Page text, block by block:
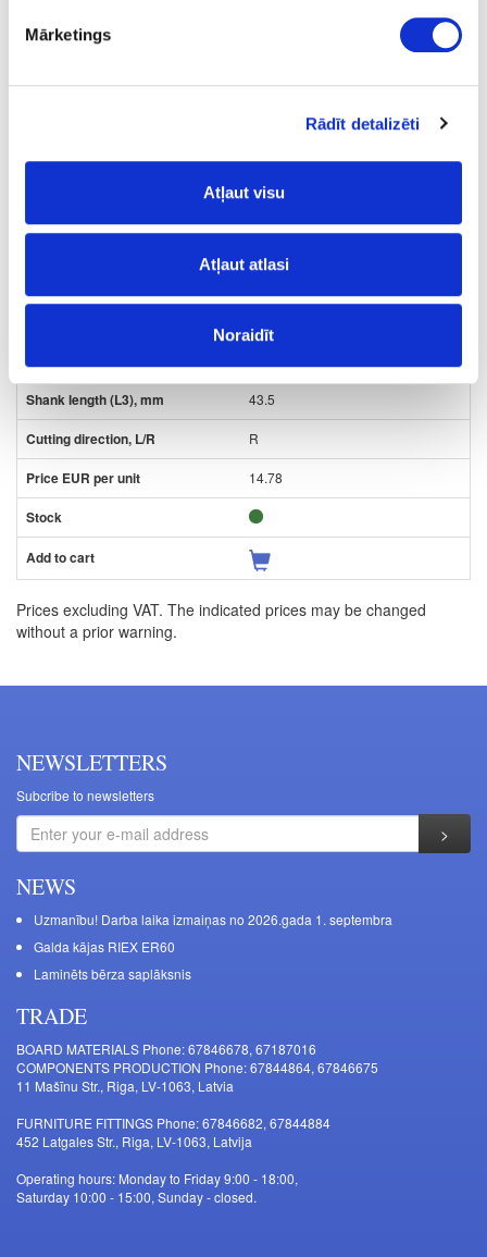
Mārketings
Rādīt detalizēti
Atļaut visu
Atļaut atlasi
Noraidīt
special price 24-L182387
Piece
43.5
R
14.78
Prices excluding VAT. The indicated prices may be changed
without a prior warning.
NEWSLETTERS
Subcribe to newsletters
NEWS
Uzmanību! Darba laika izmaiņas no 2026.gada 1. septembra
Galda kājas RIEX ER60
Laminēts bērza saplāksnis
TRADE
BOARD MATERIALS Phone: 67846678, 67187016
COMPONENTS PRODUCTION Phone: 67844864, 67846675
11 Mašīnu Str., Riga, LV-1063, Latvia
FURNITURE FITTINGS Phone: 67846682, 67844884
452 Latgales Str., Riga, LV-1063, Latvija
Operating hours: Monday to Friday 9:00 - 18:00,
Saturday 10:00 - 15:00, Sunday - closed.